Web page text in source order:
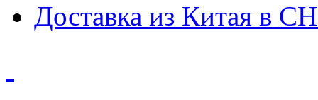
Доставка из Китая в